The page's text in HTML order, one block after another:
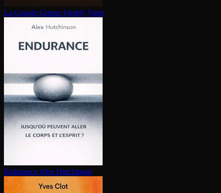
La Grande Grippe Freddy Vinet
Endurance Alex Hutchinson